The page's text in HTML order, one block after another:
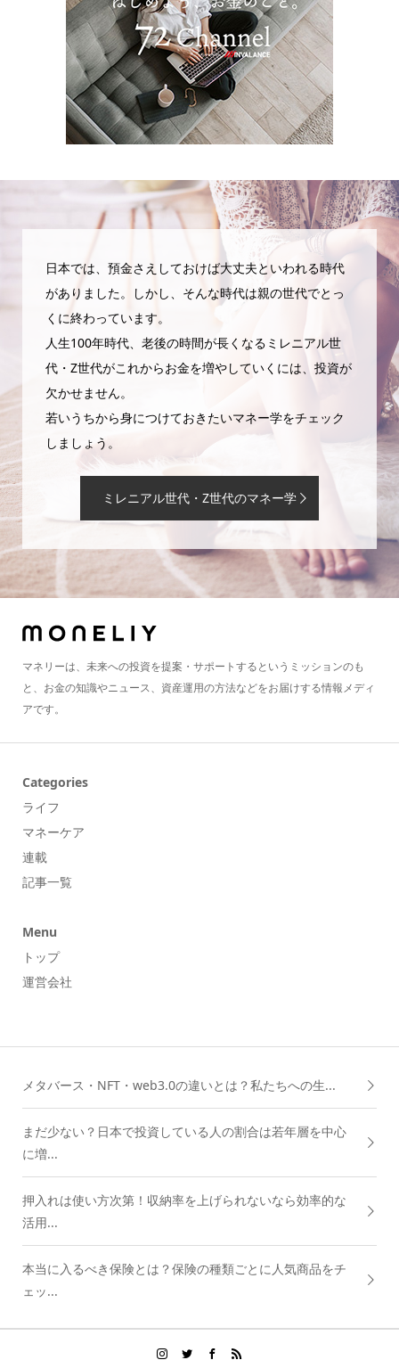
日本では、預金さえしておけば大丈夫といわれる時代
がありました。しかし、そんな時代は親の世代でとっ
くに終わっています。
人生100年時代、老後の時間が長くなるミレニアル世
代・Z世代がこれからお金を増やしていくには、投資が
欠かせません。
若いうちから身につけておきたいマネー学をチェック
しましょう。
ミレニアル世代・Z世代のマネー学
マネリーは、未来への投資を提案・サポートするというミッションのも
と、お金の知識やニュース、資産運用の方法などをお届けする情報メディ
アです。
Categories
ライフ
マネーケア
連載
記事一覧
Menu
トップ
運営会社
メタバース・NFT・web3.0の違いとは？私たちへの生...
まだ少ない？日本で投資している人の割合は若年層を中心
に増...
押入れは使い方次第！収納率を上げられないなら効率的な
活用...
本当に入るべき保険とは？保険の種類ごとに人気商品をチ
ェッ...